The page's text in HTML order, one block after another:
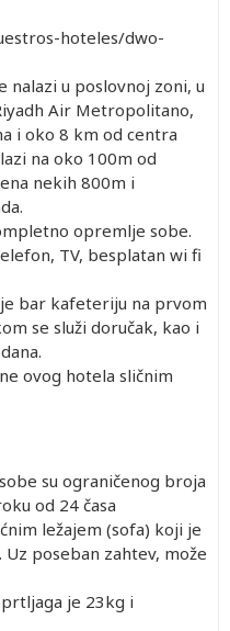
hoteles/dwo-
nalazi u poslovnoj zoni, u
Air Metropolitano,
i oko 8 km od centra
na oko 100m od
nekih 800m i
opremlje sobe.
TV, besplatan wi fi
bar kafeteriju na prvom
se služi doručak, kao i
ovog hotela sličnim
su ograničenog broja
od 24 časa
ležajem (sofa) koji je
poseban zahtev, može
je 23kg i